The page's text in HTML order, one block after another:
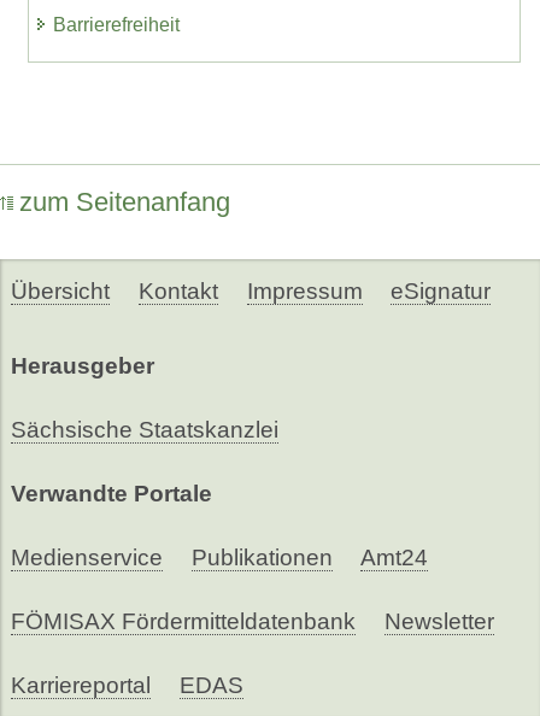
Barrierefreiheit
zum Seitenanfang
Übersicht Kontakt Impressum eSignatur
Herausgeber
Sächsische Staatskanzlei
Verwandte Portale
Medienservice Publikationen Amt24
FÖMISAX Fördermitteldatenbank Newsletter
Karriereportal EDAS